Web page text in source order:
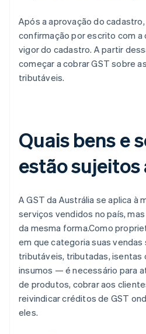
Após a aprovação do
confirmação por escrito com a
vigor do cadastro. A partir
começar a cobrar GST sobre
tributáveis.
Quais bens e
estão sujeitos
A GST da Austrália se aplica à
serviços vendidos no país,
da mesma forma.Como
em que categoria suas
tributáveis, tributadas, isentas
insumos — é necessário para
de produtos, cobrar aos
reivindicar créditos de GST
eles.